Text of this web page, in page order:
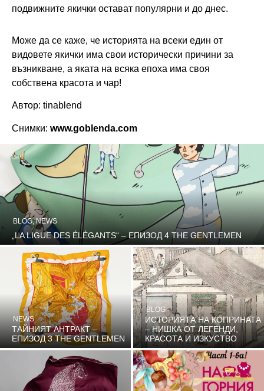
подвижните якички остават популярни и до днес.
Може да се каже, че историята на всеки един от
видовете якички има свои исторически причини за
възникване, а яката на всяка епоха има своя
собствена красота и чар!
Автор: tinablend
Снимки: www.goblenda.com
BLOG, NEWS
„LA LIGUE DES ÉLÉGANTS“ – ЕПИЗОД 4 ТHE GENTLEMEN
NEWS
ТАЙНИЯТ АНТРАКТ –
ЕПИЗОД 3 THE GENTLEMEN
BLOG
ИСТОРИЯТА НА КОПРИНАТА
– НИШКА ОТ ЛЕГЕНДИ,
КРАСОТА И ИЗКУСТВО